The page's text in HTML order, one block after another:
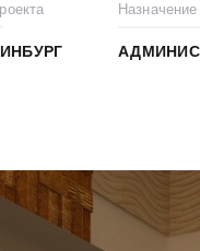
Назначение